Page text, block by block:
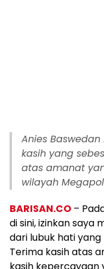
Anies
kasih yang
atas amanat
wilayah
BARISAN.CO –
di sini, izinkan saya
dari lubuk hati
Terima kasih atas